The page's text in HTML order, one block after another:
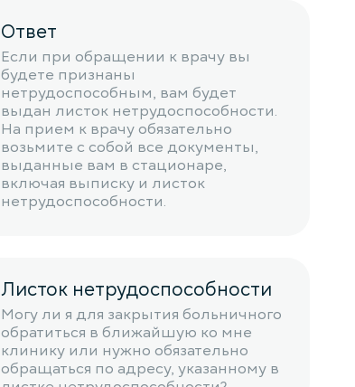
Ответ
Если при обращении к врачу вы
будете признаны
нетрудоспособным, вам будет
выдан листок нетрудоспособности.
На прием к врачу обязательно
возьмите с собой все документы,
выданные вам в стационаре,
включая выписку и листок
нетрудоспособности.
Листок нетрудоспособности
Могу ли я для закрытия больничного
обратиться в ближайшую ко мне
клинику или нужно обязательно
обращаться по адресу, указанному в